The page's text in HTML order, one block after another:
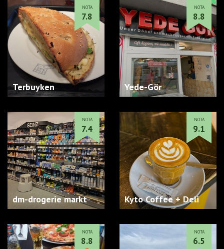
Terbuyken
NOTA
7.8
Yede-Gör
NOTA
8.8
dm-drogerie markt
NOTA
7.4
Kyto Coffee + Deli
NOTA
9.1
NOTA
8.8
NOTA
6.5